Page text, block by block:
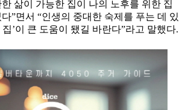
삶이 가능한 집이 나의 노후를 위한 집
”면서 “인생의 중대한 숙제를 푸는 데 있
’이 큰 도움이 됐길 바란다”라고 말했다.